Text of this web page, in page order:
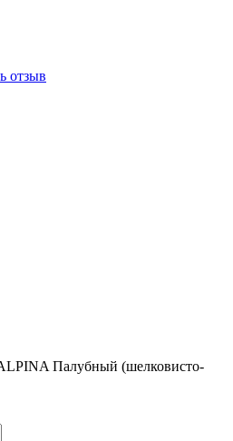
отзыв
Палубный (шелковисто-